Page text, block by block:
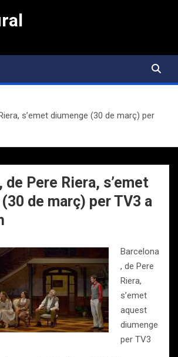
s’emet diumenge (30 de març) per
de Pere Riera, s’emet
de març) per TV3 a
Barcelona
, de Pere
Riera,
s’emet
aquest
diumenge
per TV3